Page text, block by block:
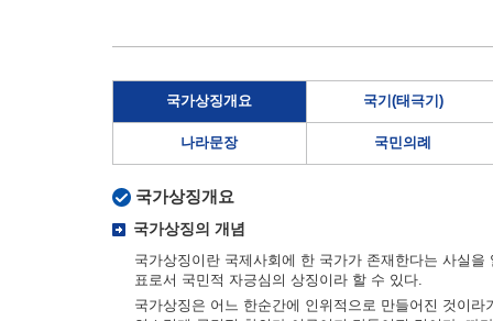
국가상징개요 국기(태극기)
나라문장 국민의례
국가상징개요
국가상징의 개념
국가상징이란 국제사회에 한 국가가 존재한다는 사실
표로서 국민적 자긍심의 상징이라 할 수 있다.
국가상징은 어느 한순간에 인위적으로 만들어진 것이